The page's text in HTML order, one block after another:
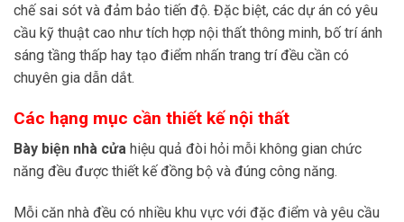
chế sai sót và đảm bảo tiến độ. Đặc biệt, các dự án có yêu
cầu kỹ thuật cao như tích hợp nội thất thông minh, bố trí ánh
sáng tầng thấp hay tạo điểm nhấn trang trí đều cần có
chuyên gia dẫn dắt.
Các hạng mục cần thiết kế nội thất
Bày biện nhà cửa hiệu quả đòi hỏi mỗi không gian chức
năng đều được thiết kế đồng bộ và đúng công năng.
Mỗi căn nhà đều có nhiều khu vực với đặc điểm và yêu cầu